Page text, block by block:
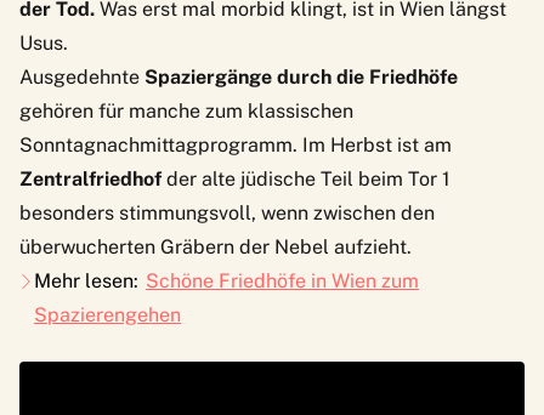
der Tod. Was erst mal morbid klingt, ist in Wien längst
Usus.
Ausgedehnte Spaziergänge durch die Friedhöfe
gehören für manche zum klassischen
Sonntagnachmittagprogramm. Im Herbst ist am
Zentralfriedhof der alte jüdische Teil beim Tor 1
besonders stimmungsvoll, wenn zwischen den
überwucherten Gräbern der Nebel aufzieht.
Mehr lesen: Schöne Friedhöfe in Wien zum
Spazierengehen